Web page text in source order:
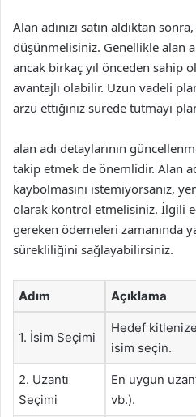
Alan adınızı satın aldıktan
düşünmelisiniz. Genellikle alan
ancak birkaç yıl önceden sahip
avantajlı olabilir. Uzun vadeli
arzu ettiğiniz sürede tutmayı
alan adı detaylarının
takip etmek de önemlidir. Alan
kaybolmasını istemiyorsanız,
olarak kontrol etmelisiniz. İlgili
gereken ödemeleri zamanında
sürekliliğini sağlayabilirsiniz.
Adım Açıklama
1. İsim Seçimi
Hedef
isim seçin.
2. Uzantı
Seçimi
En uygun
vb.).